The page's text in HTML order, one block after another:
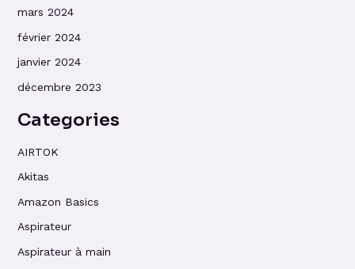
mars 2024
février 2024
janvier 2024
décembre 2023
Categories
AIRTOK
Akitas
Amazon Basics
Aspirateur
Aspirateur à main